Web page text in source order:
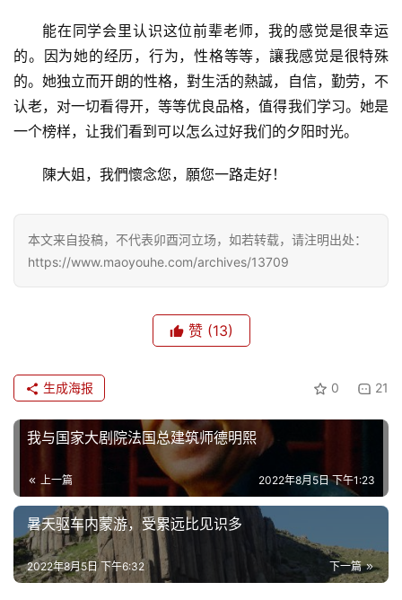
文
化
活
情
感
能在同学会里认识这位前辈老师，我的感觉是很幸运
的。因为她的经历，行为，性格等等，讓我感觉是很特殊
的。她独立而开朗的性格，對生活的熱誠，自信，勤劳，不
认老，对一切看得开，等等优良品格，值得我们学习。她是
一个榜样，让我们看到可以怎么过好我们的夕阳时光。
陳大姐，我們懷念您，願您一路走好！
本文来自投稿，不代表卯酉河立场，如若转载，请注明出处：
https://www.maoyouhe.com/archives/13709
赞 (13)
0 21
生成海报
我与国家大剧院法国总建筑师德明熙
上一篇 2022年8月5日 下午1:23
暑天驱车内蒙游，受累远比见识多
下一篇
2022年8月5日 下午6:32